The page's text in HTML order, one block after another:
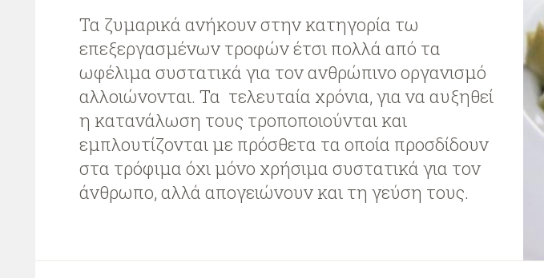
Τα ζυμαρικά ανήκουν στην κατηγορία τω
επεξεργασμένων τροφών έτσι πολλά από τα
ωφέλιμα συστατικά για τον ανθρώπινο οργανισμό
αλλοιώνονται. Τα τελευταία χρόνια, για να αυξηθεί
η κατανάλωση τους τροποποιούνται και
εμπλουτίζονται με πρόσθετα τα οποία προσδίδουν
στα τρόφιμα όχι μόνο χρήσιμα συστατικά για τον
άνθρωπο, αλλά απογειώνουν και τη γεύση τους.